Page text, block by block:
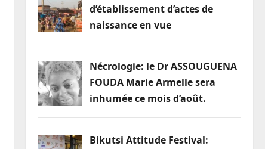
d’établissement d’actes de
naissance en vue
Nécrologie: le Dr ASSOUGUENA
FOUDA Marie Armelle sera
inhumée ce mois d’août.
Bikutsi Attitude Festival: